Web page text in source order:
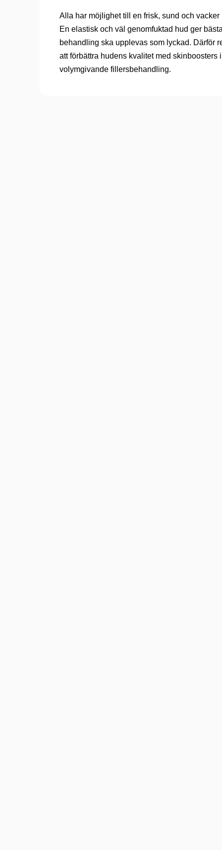
Alla har möjlighet till en frisk, sund och
En elastisk och väl genomfuktad hud ger
behandling ska upplevas som lyckad. Därför
att förbättra hudens kvalitet med skinboosters
volymgivande fillersbehandling.